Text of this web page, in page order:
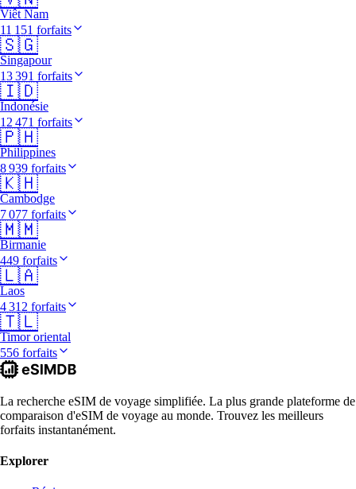
Viêt Nam
11 151 forfaits
🇸🇬
Singapour
13 391 forfaits
🇮🇩
Indonésie
12 471 forfaits
🇵🇭
Philippines
8 939 forfaits
🇰🇭
Cambodge
7 077 forfaits
🇲🇲
Birmanie
449 forfaits
🇱🇦
Laos
4 312 forfaits
🇹🇱
Timor oriental
556 forfaits
La recherche eSIM de voyage simplifiée. La plus grande plateforme de
comparaison d'eSIM de voyage au monde. Trouvez les meilleurs
forfaits instantanément.
Explorer